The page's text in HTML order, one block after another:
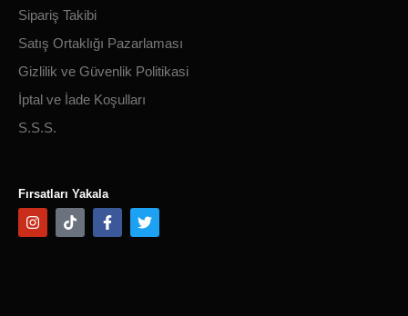
Sipariş Takibi
Satış Ortaklığı Pazarlaması
Gizlilik ve Güvenlik Politikasi
İptal ve İade Koşulları
S.S.S.
Fırsatları Yakala